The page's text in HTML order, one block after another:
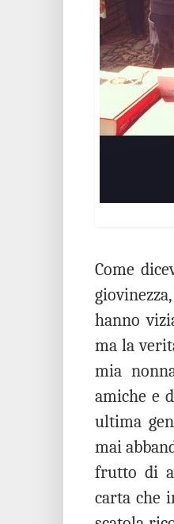
Come
hanno
ma la
mia
amiche e
ultima
mai
frutto di
carta che